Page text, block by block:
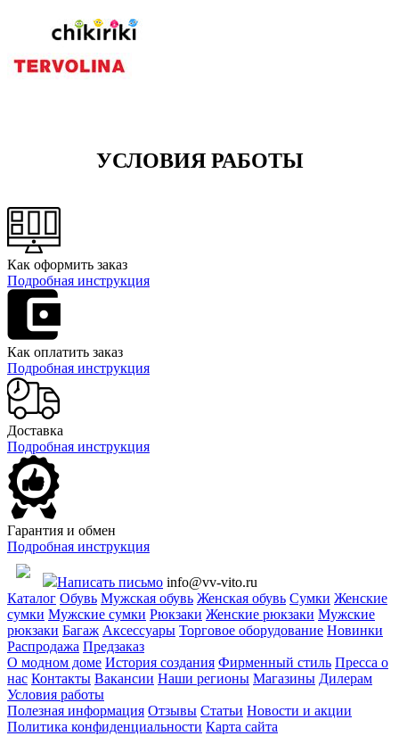
УСЛОВИЯ РАБОТЫ
Как оформить заказ
Подробная инструкция
Как оплатить заказ
Подробная инструкция
Доставка
Подробная инструкция
Гарантия и обмен
Подробная инструкция
Написать письмо info@vv-vito.ru
Каталог Обувь Мужская обувь Женская обувь Сумки Женские
сумки Мужские сумки Рюкзаки Женские рюкзаки Мужские
рюкзаки Багаж Аксессуары Торговое оборудование Новинки
Распродажа Предзаказ
О модном доме История создания Фирменный стиль Пресса о
нас Контакты Вакансии Наши регионы Магазины Дилерам
Условия работы
Полезная информация Отзывы Статьи Новости и акции
Политика конфиденциальности Карта сайта